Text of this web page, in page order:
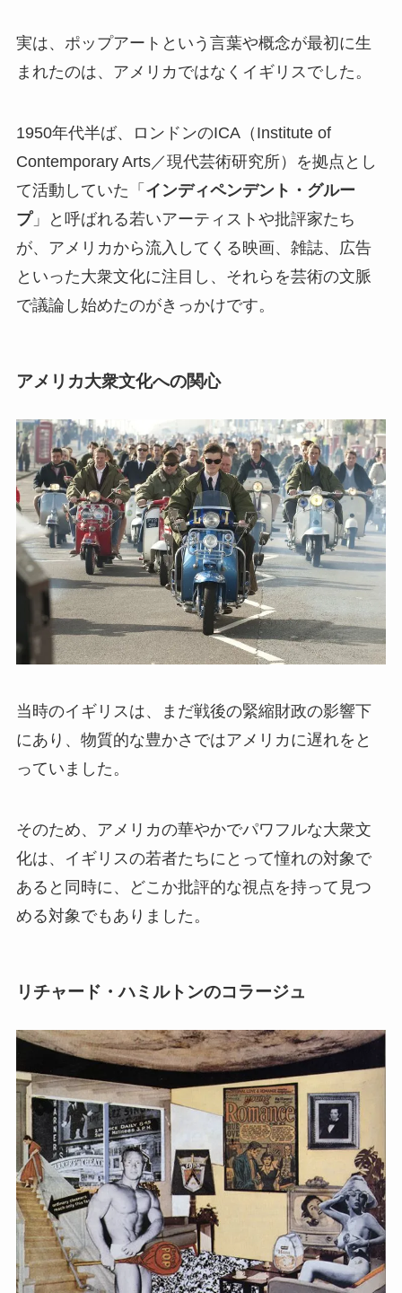
実は、ポップアートという言葉や概念が最初に生
まれたのは、アメリカではなくイギリスでした。
1950年代半ば、ロンドンのICA（Institute of
Contemporary Arts／現代芸術研究所）を拠点とし
て活動していた「 インディペンデント・グルー
プ」と呼ばれる若いアーティストや批評家たち
が、アメリカから流入してくる映画、雑誌、広告
といった大衆文化に注目し、それらを芸術の文脈
で議論し始めたのがきっかけです。
アメリカ大衆文化への関心
当時のイギリスは、まだ戦後の緊縮財政の影響下
にあり、物質的な豊かさではアメリカに遅れをと
っていました。
そのため、アメリカの華やかでパワフルな大衆文
化は、イギリスの若者たちにとって憧れの対象で
あると同時に、どこか批評的な視点を持って見つ
める対象でもありました。
リチャード・ハミルトンのコラージュ